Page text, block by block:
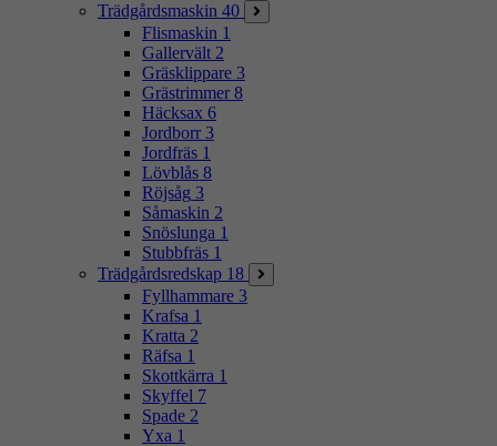
Trädgårdsmaskin 40
Flismaskin 1
Gallervält 2
Gräsklippare 3
Grästrimmer 8
Häcksax 6
Jordborr 3
Jordfräs 1
Lövblås 8
Röjsåg 3
Såmaskin 2
Snöslunga 1
Stubbfräs 1
Trädgårdsredskap 18
Fyllhammare 3
Krafsa 1
Kratta 2
Räfsa 1
Skottkärra 1
Skyffel 7
Spade 2
Yxa 1